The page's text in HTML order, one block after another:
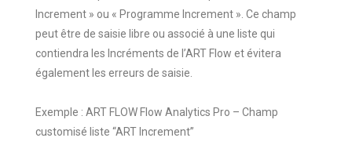
Increment » ou « Programme Increment ». Ce champ
peut être de saisie libre ou associé à une liste qui
contiendra les Incréments de l’ART Flow et évitera
également les erreurs de saisie.
Exemple : ART FLOW Flow Analytics Pro – Champ
customisé liste “ART Increment”